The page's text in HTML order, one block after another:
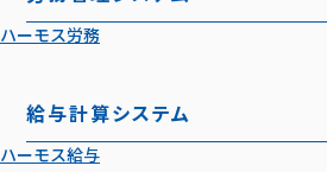
ハーモス労務
給与計算システム
ハーモス給与